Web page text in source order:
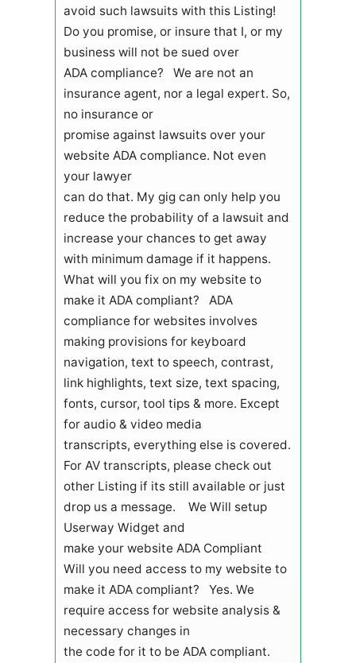
avoid such lawsuits with this Listing!
Do you promise, or insure that I, or my
business will not be sued over
ADA compliance? We are not an
insurance agent, nor a legal expert. So,
no insurance or
promise against lawsuits over your
website ADA compliance. Not even
your lawyer
can do that. My gig can only help you
reduce the probability of a lawsuit and
increase your chances to get away
with minimum damage if it happens.
What will you fix on my website to
make it ADA compliant? ADA
compliance for websites involves
making provisions for keyboard
navigation, text to speech, contrast,
link highlights, text size, text spacing,
fonts, cursor, tool tips & more. Except
for audio & video media
transcripts, everything else is covered.
For AV transcripts, please check out
other Listing if its still available or just
drop us a message. We Will setup
Userway Widget and
make your website ADA Compliant
Will you need access to my website to
make it ADA compliant? Yes. We
require access for website analysis &
necessary changes in
the code for it to be ADA compliant.